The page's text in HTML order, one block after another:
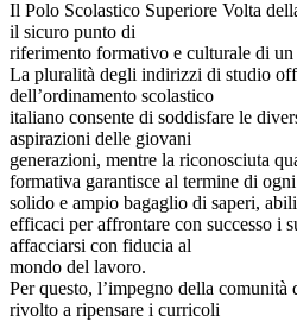
Il Polo Scolastico Superiore Volta
il sicuro punto di
riferimento formativo e culturale di
La pluralità degli indirizzi di studio
dell’ordinamento scolastico
italiano consente di soddisfare le
aspirazioni delle giovani
generazioni, mentre la riconosciuta
formativa garantisce al termine di
solido e ampio bagaglio di saperi,
efficaci per affrontare con successo i
affacciarsi con fiducia al
mondo del lavoro.
Per questo, l’impegno della comunità
rivolto a ripensare i curricoli